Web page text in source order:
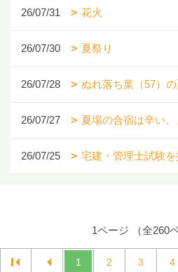
26/07/31 花火
26/07/30 夏祭り
26/07/28 ぬれ落ち葉（57）の
26/07/27 夏場の合宿は辛い、
26/07/25 宅建・管理士試験
1ページ （全260
1 2 3 4